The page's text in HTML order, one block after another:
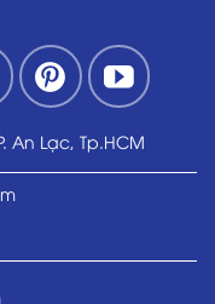
An Lạc, Tp.HCM